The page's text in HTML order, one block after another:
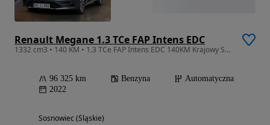
Renault Megane 1.3 TCe FAP Intens EDC
1332 cm3 • 140 KM • 1.3 TCe FAP Intens EDC 140KM Krajowy Serwisowany 1 Właściciel FV23%
96 325 km Benzyna
Automatyczna
2022
Sosnowiec (Śląskie)